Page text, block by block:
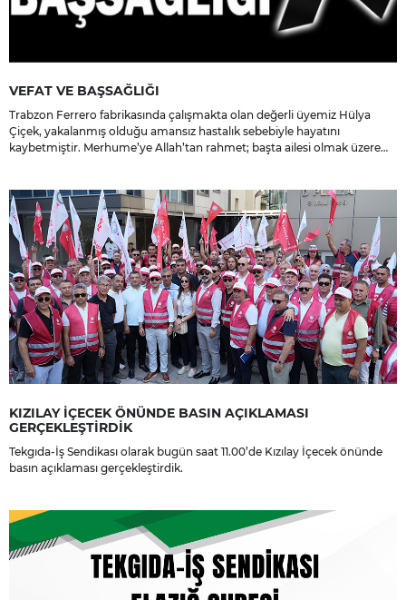
VEFAT VE BAŞSAĞLIĞI
Trabzon Ferrero fabrikasında çalışmakta olan değerli üyemiz Hülya
Çiçek, yakalanmış olduğu amansız hastalık sebebiyle hayatını
kaybetmiştir. Merhume’ye Allah’tan rahmet; başta ailesi olmak üzere
KIZILAY İÇECEK ÖNÜNDE BASIN AÇIKLAMASI
GERÇEKLEŞTİRDİK
Tekgıda-İş Sendikası olarak bugün saat 11.00’de Kızılay İçecek önünde
basın açıklaması gerçekleştirdik.